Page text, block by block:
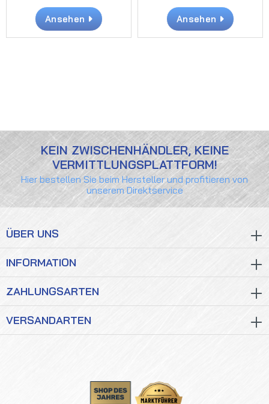
Ansehen Ansehen
KEIN ZWISCHENHÄNDLER, KEINE
VERMITTLUNGSPLATTFORM!
Hier bestellen Sie beim Hersteller und profitieren von
unserem Direktservice
ÜBER UNS
INFORMATION
ZAHLUNGSARTEN
VERSANDARTEN